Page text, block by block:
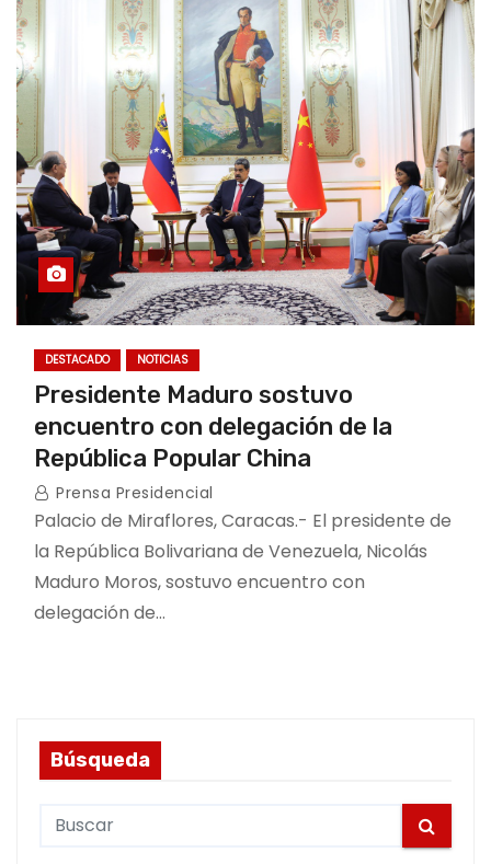
DESTACADO NOTICIAS
Presidente Maduro sostuvo
encuentro con delegación de la
República Popular China
Prensa Presidencial
Palacio de Miraflores, Caracas.- El presidente de
la República Bolivariana de Venezuela, Nicolás
Maduro Moros, sostuvo encuentro con
delegación de…
Búsqueda